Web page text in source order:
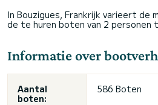
In Bouzigues, Frankrijk varieert de
de te huren boten van 2 personen
Informatie over
Aantal
boten:
586 Boten